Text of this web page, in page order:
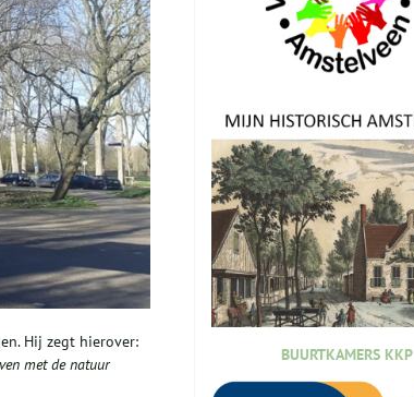
Hij zegt hierover:
met de natuur
BUURTKAMERS KKP